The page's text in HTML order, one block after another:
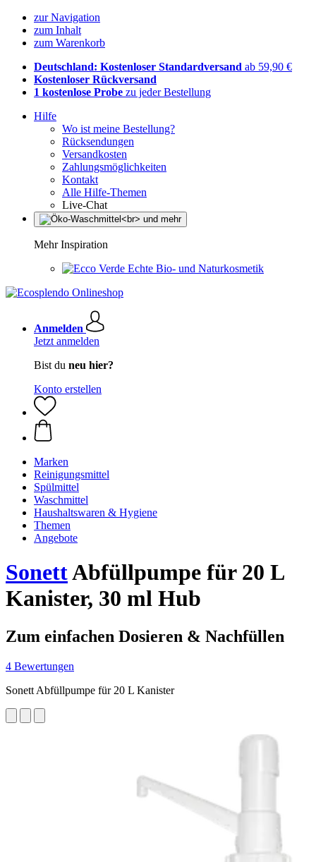
zur Navigation
zum Inhalt
zum Warenkorb
Deutschland: Kostenloser Standardversand ab 59,90 €
Kostenloser Rückversand
1 kostenlose Probe zu jeder Bestellung
Hilfe
Wo ist meine Bestellung?
Rücksendungen
Versandkosten
Zahlungsmöglichkeiten
Kontakt
Alle Hilfe-Themen
Live-Chat
Mehr Inspiration
Echte Bio- und Naturkosmetik
Anmelden
Jetzt anmelden
Bist du neu hier?
Konto erstellen
Marken
Reinigungsmittel
Spülmittel
Waschmittel
Haushaltswaren & Hygiene
Themen
Angebote
SonettAbfüllpumpe für 20 L
Kanister, 30 ml Hub
Zum einfachen Dosieren & Nachfüllen
4 Bewertungen
Sonett Abfüllpumpe für 20 L Kanister